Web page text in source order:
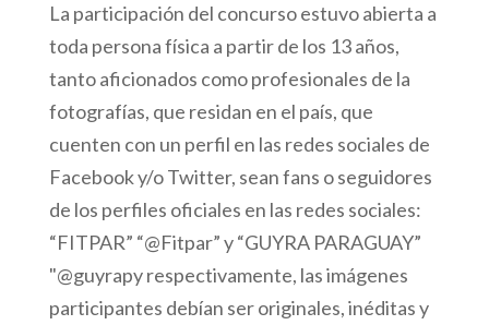
La participación del concurso estuvo abierta a
toda persona física a partir de los 13 años,
tanto aficionados como profesionales de la
fotografías, que residan en el país, que
cuenten con un perfil en las redes sociales de
Facebook y/o Twitter, sean fans o seguidores
de los perfiles oficiales en las redes sociales:
“FITPAR” “@Fitpar” y “GUYRA PARAGUAY”
"@guyrapy respectivamente, las imágenes
participantes debían ser originales, inéditas y